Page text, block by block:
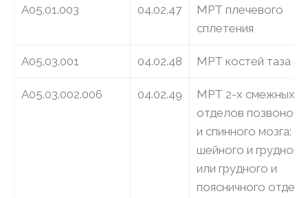
A05.01.003 04.02.47
МРТ плечевого
сплетения
A05.03.001 04.02.48 МРТ костей таза
A05.03.002.006 04.02.49
МРТ 2-х смежных
отделов
и спинного мозга:
шейного и грудного
или грудного и
поясничного